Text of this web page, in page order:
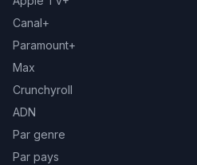
Canal+
Paramount+
Max
Crunchyroll
ADN
Par genre
Par pays